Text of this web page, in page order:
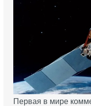
Первая в мире